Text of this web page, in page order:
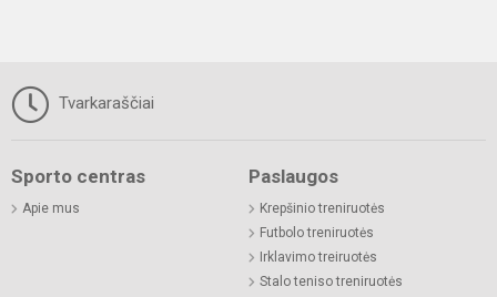
Tvarkaraščiai
Sporto centras
Apie mus
Paslaugos
Krepšinio treniruotės
Futbolo treniruotės
Irklavimo treiruotės
Stalo teniso treniruotės